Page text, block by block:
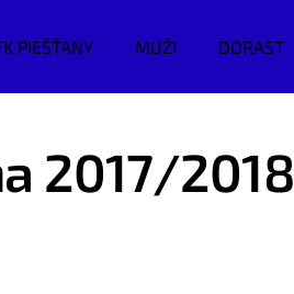
PIEŠŤANY MUŽI DORAST
2017/2018